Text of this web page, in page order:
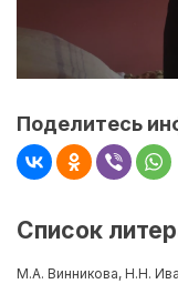
Поделитесь
Список
М.А. Винникова, Н.Н.